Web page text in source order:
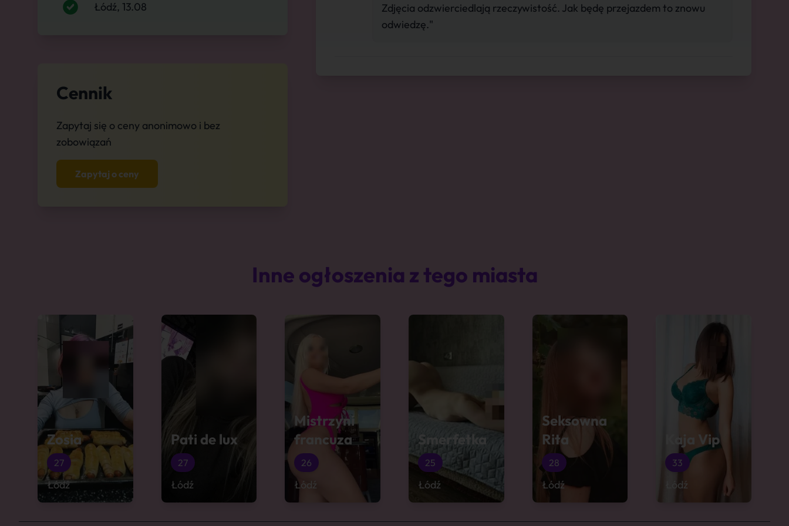
Łódź, 13.08
Cennik
Zapytaj się o ceny anonimowo i bez
zobowiązań
Zapytaj o ceny
Zdjęcia odzwierciedlają rzeczywistość. Jak będę przejazdem to znowu
odwiedzę."
Inne ogłoszenia z tego miasta
Zosia
27
Łódź
Pati de lux
27
Łódź
Mistrzyni
francuza
26
Łódź
Smerfetka
25
Łódź
Seksowna
Rita
28
Łódź
Kaja Vip
33
Łódź